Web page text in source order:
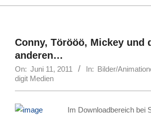
MenuConny, Törööö, Mickey und
anderen…
On: Juni 11, 2011 In: Bilder/
digit Medien
Im Downloadbereich bei